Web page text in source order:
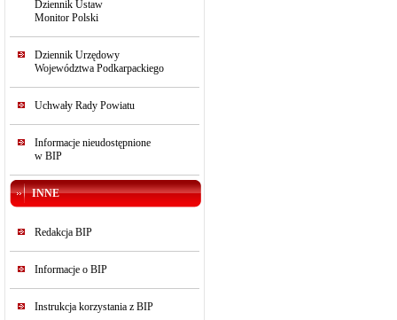
Dziennik Ustaw
Monitor Polski
Dziennik Urzędowy
Województwa Podkarpackiego
Uchwały Rady Powiatu
Informacje nieudostępnione
w BIP
INNE
Redakcja BIP
Informacje o BIP
Instrukcja korzystania z BIP